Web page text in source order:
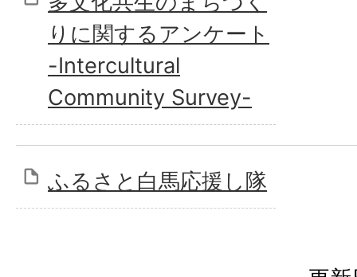
りに関するアンケート
-Intercultural
Community Survey-
ふるさと白馬応援し隊